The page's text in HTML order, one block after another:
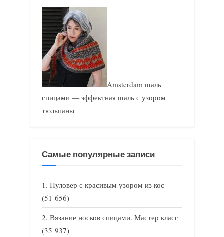
Amsterdam шаль
спицами — эффектная шаль с узором
тюльпаны
Самые популярные записи
Пуловер с красивым узором из кос
(51 656)
Вязание носков спицами. Мастер класс
(35 937)